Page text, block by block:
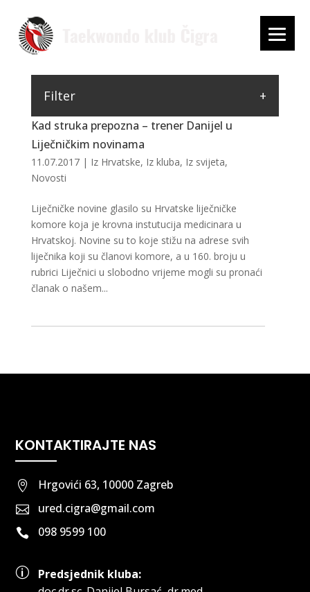
Kad struka prepozna – trener Danijel u
Liječničkim novinama
11.07.2017| Iz Hrvatske, Iz kluba, Iz svijeta,
Novosti
Liječničke novine glasilo su Hrvatske liječničke
komore koja je krovna instutucija medicinara u
Hrvatskoj. Novine su to koje stižu na adrese svih
liječnika koji su članovi komore, a u 160. broju u
rubrici Liječnici u slobodno vrijeme mogli su pronaći
članak o našem...
Filter
KONTAKTIRAJTE NAS
 Hrgovići 63, 10000 Zagreb
 ured.cigra@gmail.com
 098 9599 100
p
Predsjednik kluba: